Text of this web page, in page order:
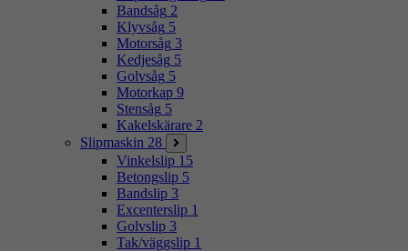
Bandsåg 2
Klyvsåg 5
Motorsåg 3
Kedjesåg 5
Golvsåg 5
Motorkap 9
Stensåg 5
Kakelskärare 2
Slipmaskin 28
Vinkelslip 15
Betongslip 5
Bandslip 3
Excenterslip 1
Golvslip 3
Tak/väggslip 1